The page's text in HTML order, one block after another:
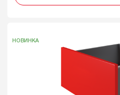
НОВИНКА